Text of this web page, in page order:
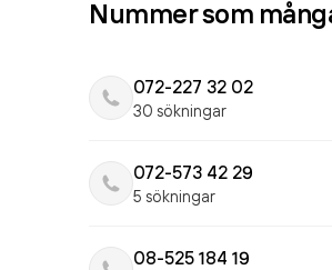
Nummer som
072-227 32 02
30 sökningar
072-573 42 29
5 sökningar
08-525 184 19